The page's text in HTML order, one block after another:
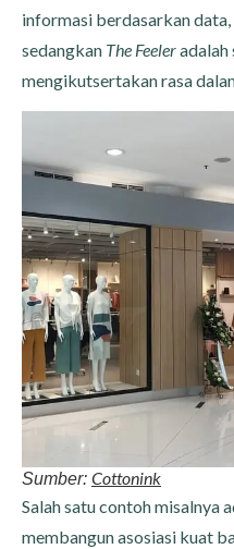
informasi berdasarkan data,
sedangkan The Feeleradalah
mengikutsertakan rasa
Sumber: Cottonink
Salah satu contoh misalnya
membangun asosiasi kuat